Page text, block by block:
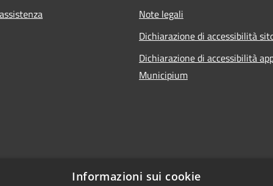
Note legali
Dichiarazione di accessibilità
Dichiarazione di accessibilità
Municipium
Informazioni sui cookie